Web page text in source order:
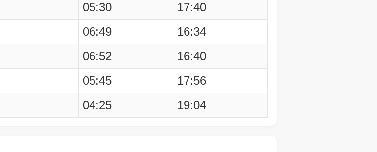
05:30
17:40
06:49
16:34
06:52
16:40
05:45
17:56
04:25 19:04